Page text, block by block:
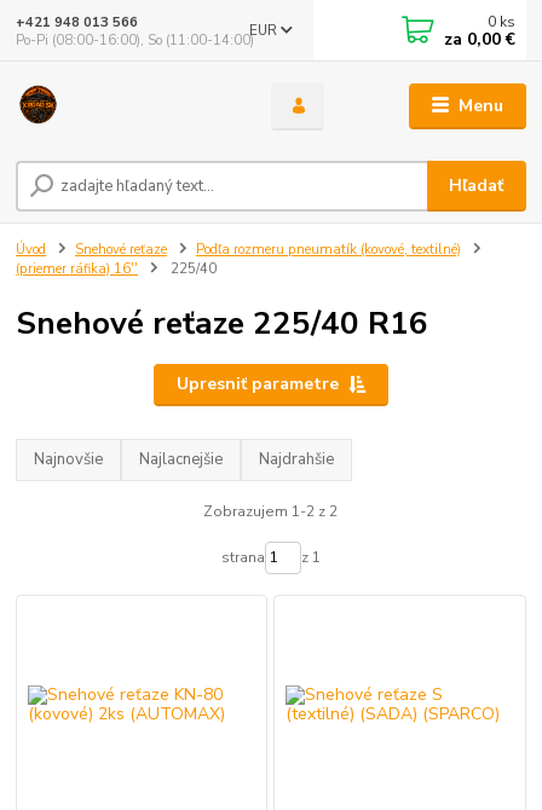
Menu
EUR
Hľadať
+421 948 013 566
Po-Pi (08:00-16:00), So (11:00-14:00)
0 ks
za 0,00 €
Úvod Snehové reťaze
Podľa rozmeru pneumatík (kovové, textilné)
(priemer ráfika) 16''
225/40
Snehové reťaze 225/40 R16
Upresniť parametre
Najnovšie Najlacnejšie Najdrahšie
Zobrazujem 1-2 z 2
strana z 1